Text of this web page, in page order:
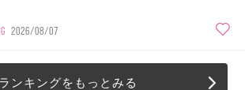
2026/08/07
ランキングをもっとみる